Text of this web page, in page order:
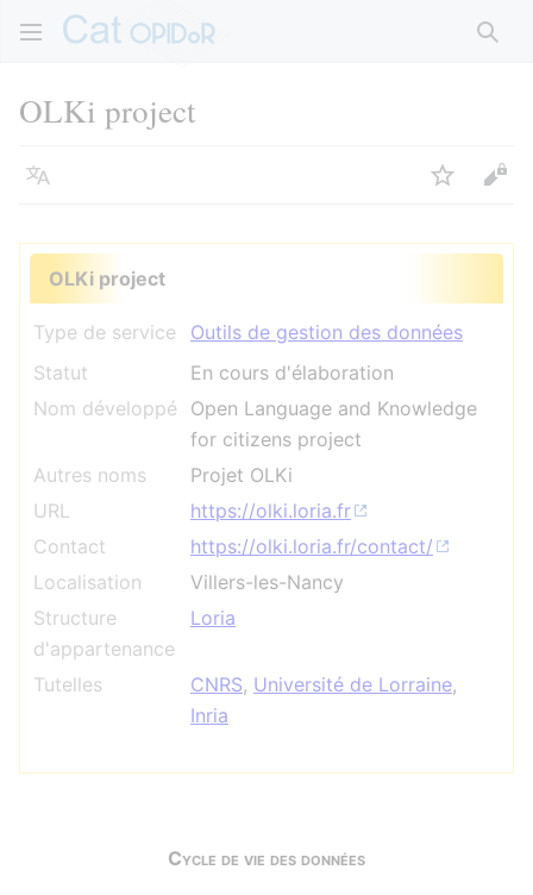
OLKi project
Langue Suivre
OLKi project
Type de service
Outils de gestion des données
Statut
En cours d'élaboration
Nom développé
Open Language and Knowledge
for citizens project
Autres noms
Projet OLKi
URL
https://olki.loria.fr
Contact
https://olki.loria.fr/contact/
Localisation
Villers-les-Nancy
Structure
d'appartenance
Loria
Tutelles CNRS, Université de Lorraine,
Inria
Cycle de vie des données